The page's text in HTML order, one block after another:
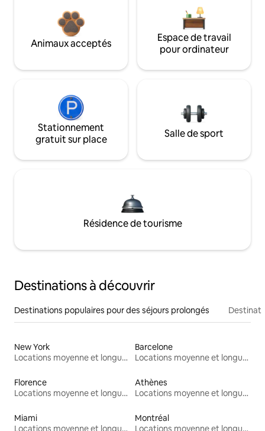
Animaux acceptés
Espace de travail
pour ordinateur
Stationnement
gratuit sur place
Salle de sport
Résidence de tourisme
Destinations à découvrir
Destinations populaires pour des séjours prolongés
New York
Locations moyenne et longue durée
Barcelone
Locations moyenne et longue durée
Florence
Locations moyenne et longue durée
Athènes
Locations moyenne et longue durée
Miami
Locations moyenne et longue durée
Montréal
Locations moyenne et longue durée